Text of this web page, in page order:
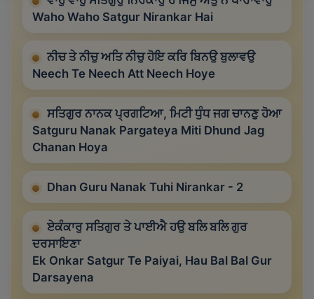
Waho Waho Satgur Nirankar Hai
ਨੀਚ ਤੇ ਨੀਚੁ ਅਤਿ ਨੀਚੁ ਹੋਇ ਕਰਿ ਬਿਨਉ ਬੁਲਾਵਉ
Neech Te Neech Att Neech Hoye
ਸਤਿਗੁਰ ਨਾਨਕ ਪ੍ਰਗਟਿਆ, ਮਿਟੀ ਧੁੰਧ ਜਗ ਚਾਨਣੁ ਹੋਆ
Satguru Nanak Pargateya Miti Dhund Jag
Chanan Hoya
Dhan Guru Nanak Tuhi Nirankar - 2
ਏਕੰਕਾਰੁ ਸਤਿਗੁਰ ਤੇ ਪਾਈਐ ਹਉ ਬਲਿ ਬਲਿ ਗੁਰ
ਦਰਸਾਇਣਾ
Ek Onkar Satgur Te Paiyai, Hau Bal Bal Gur
Darsayena